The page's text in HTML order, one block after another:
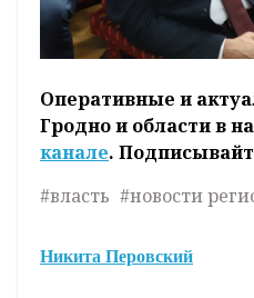
Оперативные и
Гродно и области в
канале.
#власть #новости
Никита Перовский